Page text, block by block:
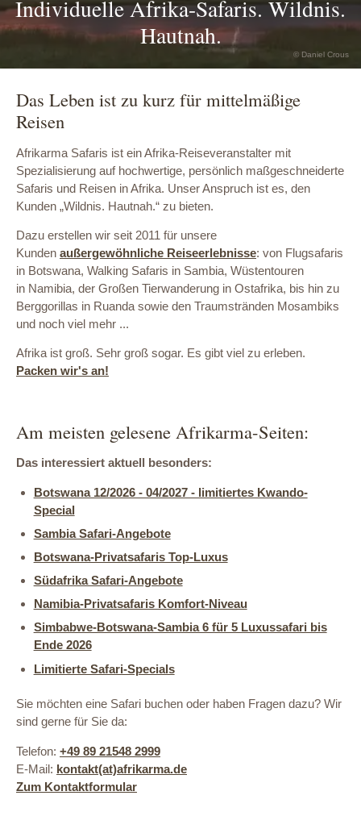
Individuelle Afrika-Safaris. Wildnis.
Hautnah.
© Daniel Crous
Das Leben ist zu kurz für mittelmäßige
Reisen
Afrikarma Safaris ist ein Afrika-Reiseveranstalter mit
Spezialisierung auf hochwertige, persönlich maßgeschneiderte
Safaris und Reisen in Afrika. Unser Anspruch ist es, den
Kunden „Wildnis. Hautnah.“ zu bieten.
Dazu erstellen wir seit 2011 für unsere
Kunden außergewöhnliche Reiseerlebnisse: von Flugsafaris
in Botswana, Walking Safaris in Sambia, Wüstentouren
in Namibia, der Großen Tierwanderung in Ostafrika, bis hin zu
Berggorillas in Ruanda sowie den Traumstränden Mosambiks
und noch viel mehr ...
Afrika ist groß. Sehr groß sogar. Es gibt viel zu erleben.
Packen wir's an!
Am meisten gelesene Afrikarma-Seiten:
Das interessiert aktuell besonders:
Botswana 12/2026 - 04/2027 - limitiertes Kwando-
Special
Sambia Safari-Angebote
Botswana-Privatsafaris Top-Luxus
Südafrika Safari-Angebote
Namibia-Privatsafaris Komfort-Niveau
Simbabwe-Botswana-Sambia 6 für 5 Luxussafari bis
Ende 2026
Limitierte Safari-Specials
Sie möchten eine Safari buchen oder haben Fragen dazu? Wir
sind gerne für Sie da:
Telefon: +49 89 21548 2999
E-Mail: kontakt(at)afrikarma.de
Zum Kontaktformular